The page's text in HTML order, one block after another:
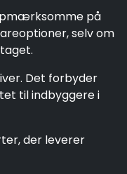
på
selv om
Det forbyder
til indbyggere i
der leverer